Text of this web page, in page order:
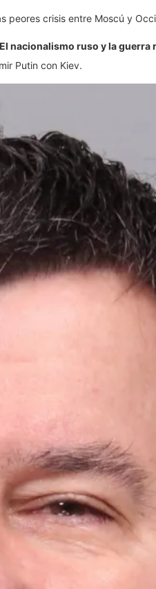
peores crisis entre Moscú y
nacionalismo ruso y la guerra
Putin con Kiev.